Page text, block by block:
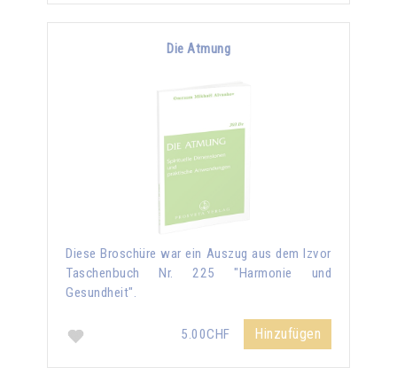
Die Atmung
Diese Broschüre war ein Auszug aus dem Izvor
Taschenbuch Nr. 225 "Harmonie und
Gesundheit".
5.00CHF Hinzufügen